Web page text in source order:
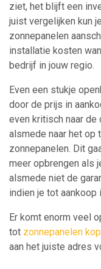
ziet, het blijft een
juist vergelijken kun
zonnepanelen
installatie kosten
bedrijf in jouw regio.
Even een stukje
door de prijs in
even kritisch naar de
alsmede naar het op
zonnepanelen. Dit
meer opbrengen als
alsmede niet de
indien je tot aankoop
Er komt enorm veel
tot zonnepanelen
aan het juiste adres